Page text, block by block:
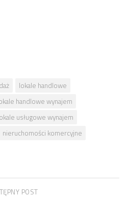
lokale handlowe
handlowe wynajem
usługowe wynajem
nieruchomości komercyjne
POST